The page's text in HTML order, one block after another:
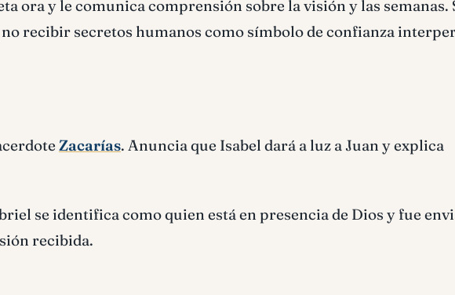
ora y le comunica comprensión sobre la visión y las semanas.
recibir secretos humanos como símbolo de confianza
Zacarías. Anuncia que Isabel dará a luz a Juan y explica
se identifica como quien está en presencia de Dios y fue
recibida.